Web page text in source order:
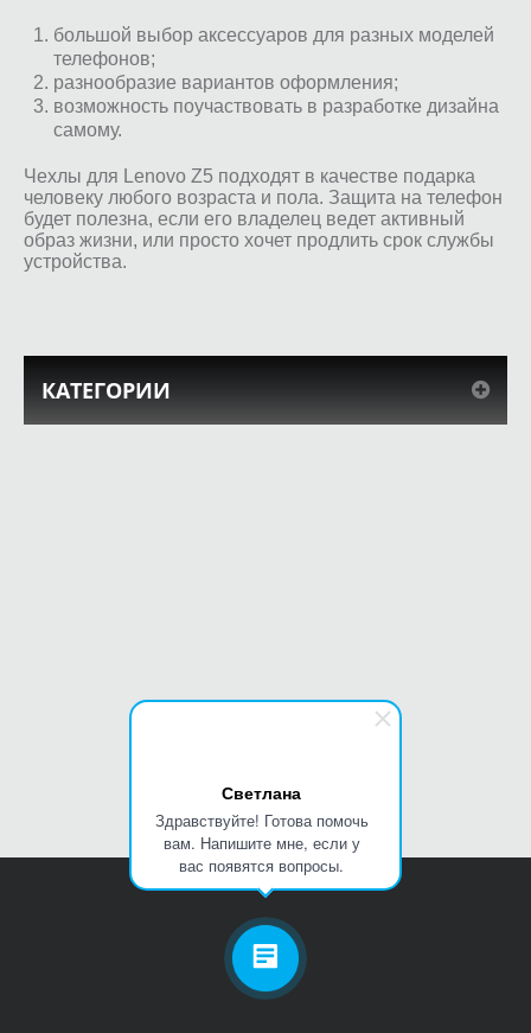
Светлана
Здравствуйте! Готова помочь
вам. Напишите мне, если у
вас появятся вопросы.
большой выбор аксессуаров для разных моделей
телефонов;
разнообразие вариантов оформления;
возможность поучаствовать в разработке дизайна
самому.
Чехлы для Lenovo Z5 подходят в качестве подарка
человеку любого возраста и пола. Защита на телефон
будет полезна, если его владелец ведет активный
образ жизни, или просто хочет продлить срок службы
устройства.
КАТЕГОРИИ